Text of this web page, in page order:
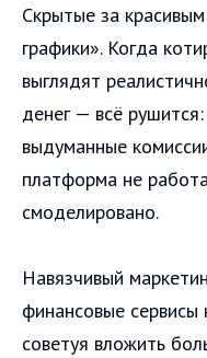
Скрытые за
графики». Когда
выглядят
денег — всё
выдуманные
платформа не
смоделировано.
Навязчивый
финансовые сервисы
советуя вложить